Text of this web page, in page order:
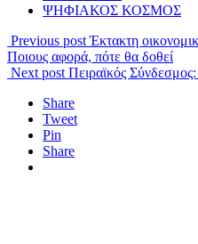
ΨΗΦΙΑΚΟΣ ΚΟΣΜΟΣ
Previous post Έκτακτη
Ποιους αφορά, πότε θα δοθεί
Next post Πειραϊκός
Share
Tweet
Pin
Share